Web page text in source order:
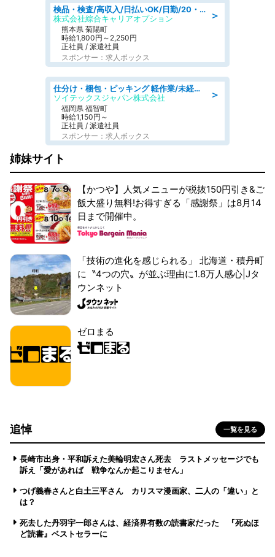
＞
検品・検査/高収入/日払いOK/日勤/20・30・40代活躍中/製造 工場
株式会社綜合キャリアオプション
熊本県 菊陽町
時給1,800円～2,250円
正社員 / 派遣社員
スポンサー：求人ボックス
＞
仕分け・梱包・ピッキング 軽作業/未経験OK/週払いOK/交替制/20・30・40代活躍中/製造 工場
ソイテックスジャパン株式会社
福岡県 福智町
時給1,150円～
正社員 / 派遣社員
スポンサー：求人ボックス
姉妹サイト
【かつや】人気メニューが税抜150円引き&ご
飯大盛り無料!お得すぎる「感謝祭」は8月14
日まで開催中。
「技術の進化を感じられる」 北海道・積丹町
に〝4つの穴〟が並ぶ理由に1.8万人感心|Jタ
ウンネット
ゼロまる
追悼 一覧を見る
長崎市出身・平和訴えた美輪明宏さん死去 ラストメッセージでも
訴え「愛があれば 戦争なんか起こりません」
つげ義春さんと白土三平さん カリスマ漫画家、二人の「違い」と
は？
死去した丹羽宇一郎さんは、経済界有数の読書家だった 『死ぬほ
ど読書』ベストセラーに